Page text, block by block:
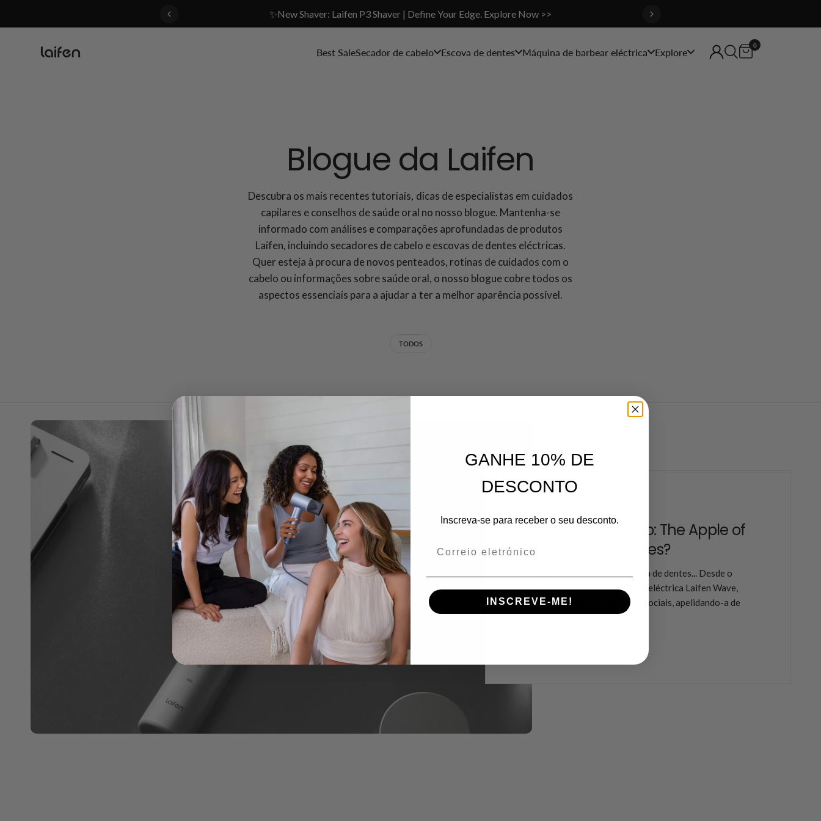
✨New Shaver: Laifen P3 Shaver | Define Your Edge. Explore Now >>
Best SaleSecador de cabelo Escova de dentes Máquina de barbear eléctrica Explore
0
Blogue da Laifen
Descubra os mais recentes tutoriais, dicas de especialistas em cuidados
capilares e conselhos de saúde oral no nosso blogue. Mantenha-se
informado com análises e comparações aprofundadas de produtos
Laifen, incluindo secadores de cabelo e escovas de dentes eléctricas.
Quer esteja à procura de novos penteados, rotinas de cuidados com o
cabelo ou informações sobre saúde oral, o nosso blogue cobre todos os
aspectos essenciais para a ajudar a ter a melhor aparência possível.
TODOS
The Laifen Wave Pro: The Apple of
Electric Toothbrushes?
Se a Apple fabricasse uma escova de dentes... Desde o
lançamento da escova de dentes eléctrica Laifen Wave,
surgiu um burburinho nas redes sociais, apelidando-a de
"escova de dentes da Apple".
GANHE 10% DE
DESCONTO
Inscreva-se para receber o seu desconto.
INSCREVE-ME!